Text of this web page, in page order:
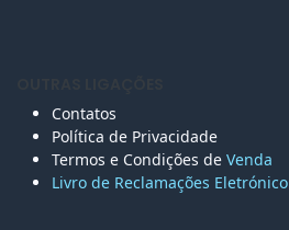
Contatos
Política de Privacidade
Termos e Condições de Venda
Livro de Reclamações Eletrónico